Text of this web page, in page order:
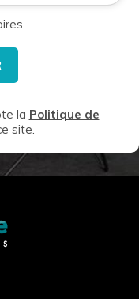
la Politique de
site.